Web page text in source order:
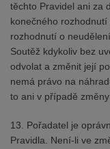
těchto Pravidel ani za
konečného
rozhodnutí o
Soutěž kdykoliv bez
odvolat a změnit její
nemá právo na
to ani v případě
13. Pořadatel je
Pravidla. Není-li ve